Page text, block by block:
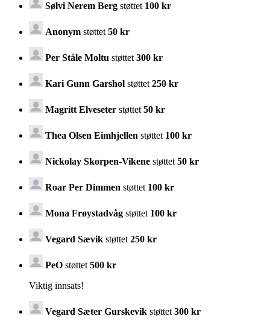
Sølvi Nerem Berg støttet 100 kr
Anonym støttet 50 kr
Per Ståle Moltu støttet 300 kr
Kari Gunn Garshol støttet 250 kr
Magritt Elveseter støttet 50 kr
Thea Olsen Eimhjellen støttet 100 kr
Nickolay Skorpen-Vikene støttet 50 kr
Roar Per Dimmen støttet 100 kr
Mona Frøystadvåg støttet 100 kr
Vegard Sævik støttet 250 kr
PeO støttet 500 kr
Viktig innsats!
Vegard Sæter Gurskevik støttet 300 kr